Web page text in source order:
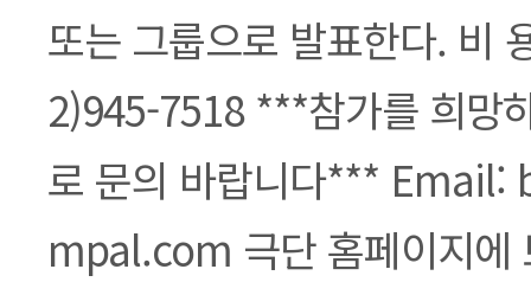
또는 그룹으로 발표한다. 비
2)945-7518 ***참가를 희망
로 문의 바랍니다***
mpal.com 극단 홈페이지에